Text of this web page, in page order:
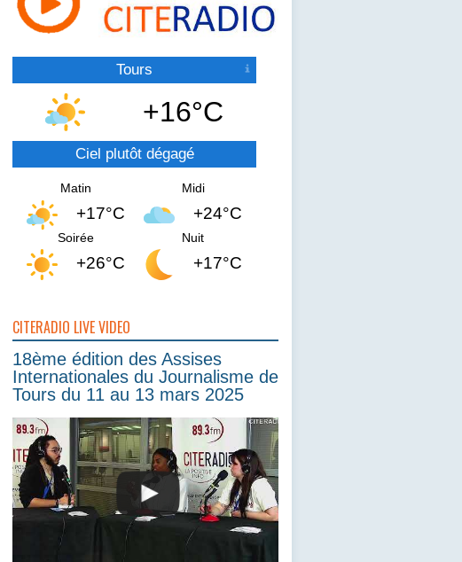
Tours
+16°C
Ciel plutôt dégagé
Matin
+17°C
Midi
+24°C
Soirée
+26°C
Nuit
+17°C
CITERADIO LIVE VIDEO
18ème édition des Assises
Internationales du Journalisme de
Tours du 11 au 13 mars 2025